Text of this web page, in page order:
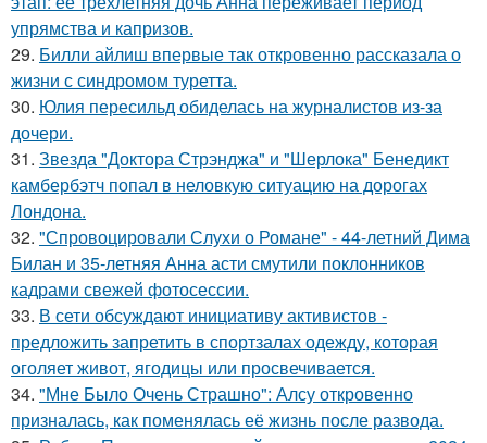
упрямства и капризов.
29. Билли айлиш впервые так откровенно рассказала о
жизни с синдромом туретта.
30. Юлия пересильд обиделась на журналистов из-за
дочери.
31. Звезда "Доктора Стрэнджа" и "Шерлока" Бенедикт
камбербэтч попал в неловкую ситуацию на дорогах
Лондона.
32. "Спровоцировали Слухи о Романе" - 44-летний Дима
Билан и 35-летняя Анна асти смутили поклонников
кадрами свежей фотосессии.
33. В сети обсуждают инициативу активистов -
предложить запретить в спортзалах одежду, которая
оголяет живот, ягодицы или просвечивается.
34. "Мне Было Очень Страшно": Алсу откровенно
призналась, как поменялась её жизнь после развода.